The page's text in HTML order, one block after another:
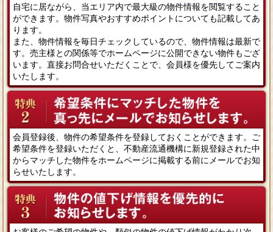
自宅に居ながら、当エリア内で最大級の物件情報を閲覧すること
ができます。物件写真やおすすめポイントについても記載してあ
ります。
また、物件情報を毎日チェックしているので、物件情報は最新で
す。売主様との関係等でホームページに公開できない物件もござ
います。直接お問合せいただくことで、会員様を優先してご案内
いたします。
会員登録後、物件の希望条件を登録しておくことができます。ご
希望条件を登録いただくと、不動産流通機構に新規登録された中
からマッチした物件をホームページに掲載する前にメールでお知
らせいたします。